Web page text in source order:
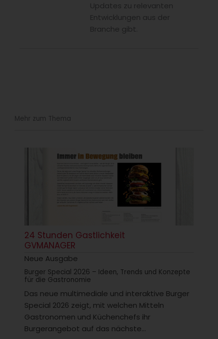
Updates zu relevanten
Entwicklungen aus der
Branche gibt.
Mehr zum Thema
24 Stunden Gastlichkeit
GVMANAGER
Neue Ausgabe
Burger Special 2026 – Ideen, Trends und Konzepte
für die Gastronomie
Das neue multimediale und interaktive Burger
Special 2026 zeigt, mit welchen Mitteln
Gastronomen und Küchenchefs ihr
Burgerangebot auf das nächste...